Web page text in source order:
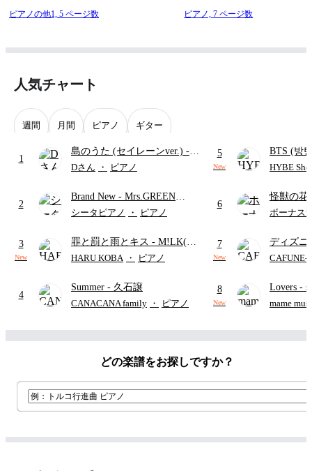
ピアノの他1, 5 ページ数
ピアノ,7 ページ数
人気チャート
週間 月間 ピアノ ギター
1
島のうた (セイレーンver.) -
セイレーン(CV.鈴木みのり)
ード・ペダル付き/『映画ちい
かわ 人魚の島のひみつ』よ
Dさん ・ ピアノ
2
Brand New - Mrs.GREEN
APPLE
シータピアノ ・ ピアノ
3
New
罪と罰と雨とキス - M!LK(佐
野勇斗&吉田仁人)
HARU KOBA ・ ピアノ
4
Summer - 久石譲
CANACANA family ・ ピアノ
5
New
BTS (방
HYBE
6
怪獣の
ードパー
ボーナス
7
New
ディズ
レー-
ード有)
CAFUNE-
8
New
Lovers -
ト)
mame
どの楽譜をお探しですか？